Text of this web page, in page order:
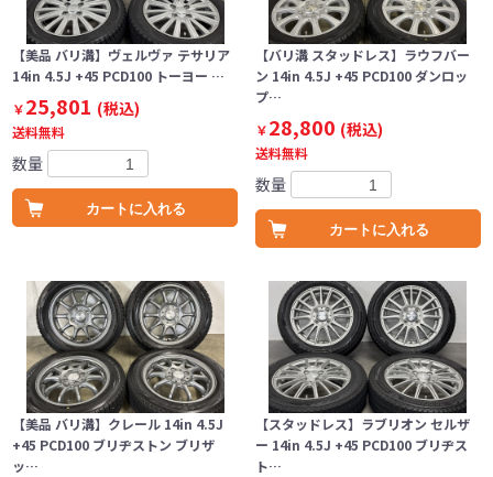
【美品 バリ溝】ヴェルヴァ テサリア
14in 4.5J +45 PCD100 トーヨー …
￥25,801 (税込)
送料無料
数量
カートに入れる
【バリ溝 スタッドレス】ラウフバー
ン 14in 4.5J +45 PCD100 ダンロッ
プ…
￥28,800 (税込)
送料無料
数量
カートに入れる
【美品 バリ溝】クレール 14in 4.5J
+45 PCD100 ブリヂストン ブリザ
ッ…
【スタッドレス】ラブリオン セルザ
ー 14in 4.5J +45 PCD100 ブリヂス
ト…